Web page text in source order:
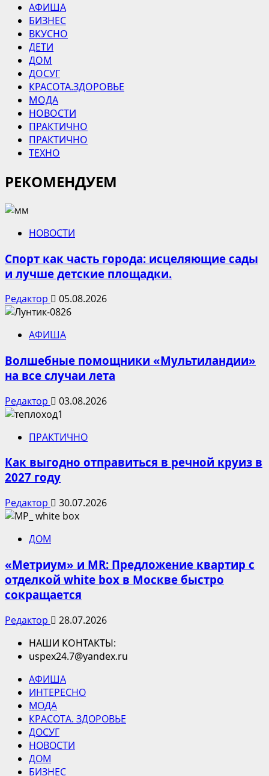
АФИША
БИЗНЕС
ВКУСНО
ДЕТИ
ДОМ
ДОСУГ
КРАСОТА.ЗДОРОВЬЕ
МОДА
НОВОСТИ
ПРАКТИЧНО
ПРАКТИЧНО
ТЕХНО
РЕКОМЕНДУЕМ
НОВОСТИ
Спорт как часть города: исцеляющие сады
и лучше детские площадки.
Редактор 05.08.2026
АФИША
Волшебные помощники «Мультиландии»
на все случаи лета
Редактор 03.08.2026
ПРАКТИЧНО
Как выгодно отправиться в речной круиз в
2027 году
Редактор 30.07.2026
ДОМ
«Метриум» и MR: Предложение квартир с
отделкой white box в Москве быстро
сокращается
Редактор
28.07.2026
НАШИ КОНТАКТЫ:
uspex24.7@yandex.ru
АФИША
ИНТЕРЕСНО
МОДА
КРАСОТА. ЗДОРОВЬЕ
ДОСУГ
НОВОСТИ
ДОМ
БИЗНЕС